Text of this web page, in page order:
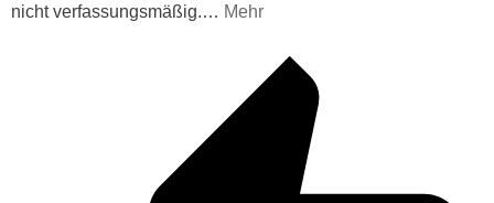
nicht verfassungsmäßig.… Mehr